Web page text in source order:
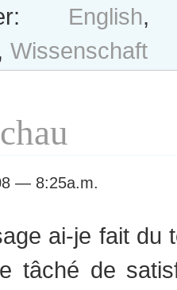
English
Wissenschaft
— 8:25a.m.
ai-je fait du
tâché de